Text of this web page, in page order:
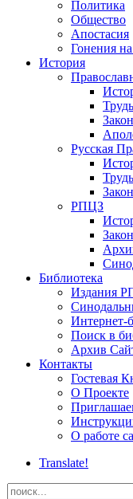
Политика
Общество
Апостасия
Гонения
История
Русская
РПЦЗ
Библиотека
Издания
Интернет-
Поиск в
Архив
Контакты
Гостевая
О Проекте
О работе
Translate!